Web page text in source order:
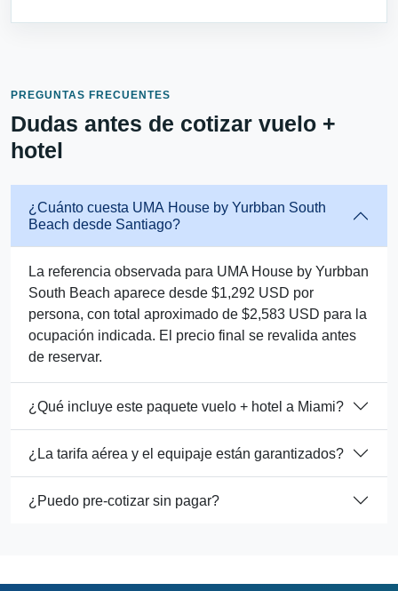
PREGUNTAS FRECUENTES
Dudas antes de cotizar vuelo +
hotel
¿Cuánto cuesta UMA House by Yurbban South
Beach desde Santiago?
La referencia observada para UMA House by Yurbban
South Beach aparece desde $1,292 USD por
persona, con total aproximado de $2,583 USD para la
ocupación indicada. El precio final se revalida antes
de reservar.
¿Qué incluye este paquete vuelo + hotel a Miami?
¿La tarifa aérea y el equipaje están garantizados?
¿Puedo pre-cotizar sin pagar?